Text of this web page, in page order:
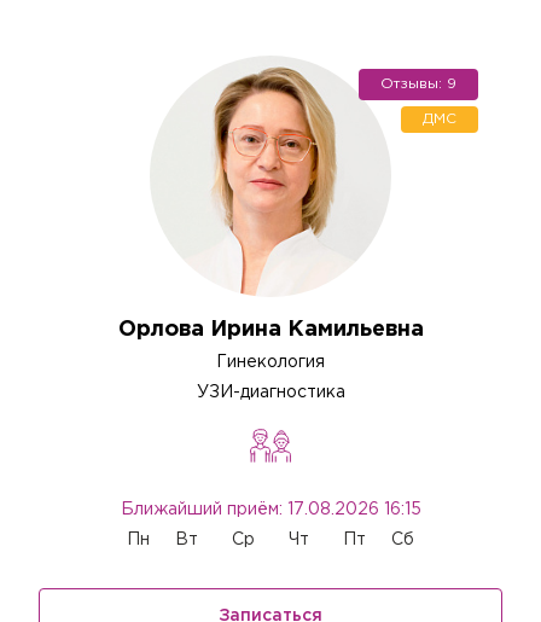
Орлова Ирина Камильевна
Гинекология
УЗИ-диагностика
Ближайший приём: 17.08.2026 16:15
Пн Вт Ср Чт Пт Сб
Записаться
Отзывы: 9
ДМС